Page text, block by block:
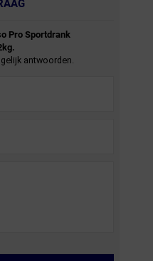
Pro Sportdrank
antwoorden.